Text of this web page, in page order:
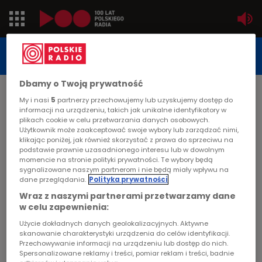
Jedynka
Dwójka
Trójka
Czwórka
PR24
Poland
Kierowcy
Dzieci
STUDIO REPORTAŻU
POLSKIEGO RADIA
2000-09-16
STRONA GŁÓWNA>ARTYKUŁ
Dwa domy
STUDIO REPORTAŻU I DOKUMENTU
Dwa domy
Dbamy o Twoją prywatność
My i nasi 5 partnerzy przechowujemy lub uzyskujemy dostęp do
informacji na urządzeniu, takich jak unikalne identyfikatory w
plikach cookie w celu przetwarzania danych osobowych.
Użytkownik może zaakceptować swoje wybory lub zarządzać nimi,
klikając poniżej, jak również skorzystać z prawa do sprzeciwu na
podstawie prawnie uzasadnionego interesu lub w dowolnym
momencie na stronie polityki prywatności. Te wybory będą
sygnalizowane naszym partnerom i nie będą miały wpływu na
dane przeglądania. Polityka prywatności
Wraz z naszymi partnerami przetwarzamy dane
w celu zapewnienia:
Użycie dokładnych danych geolokalizacyjnych. Aktywne
skanowanie charakterystyki urządzenia do celów identyfikacji.
Przechowywanie informacji na urządzeniu lub dostęp do nich.
Spersonalizowane reklamy i treści, pomiar reklam i treści, badnie